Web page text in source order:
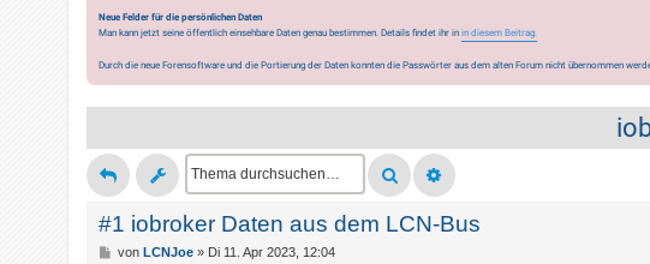
Neue Felder für die persönlichen Daten
Man kann jetzt seine öffentlich einsehbare Daten genau bestimmen. Details findet ihr in in diesem Beitrag.
Durch die neue Forensoftware und die Portierung der Daten konnten die Passwörter aus dem alten Forum nicht übernommen
#1 iobroker Daten aus dem LCN-Bus
Bvon LCNJoe» Di 11. Apr 2023, 12:04